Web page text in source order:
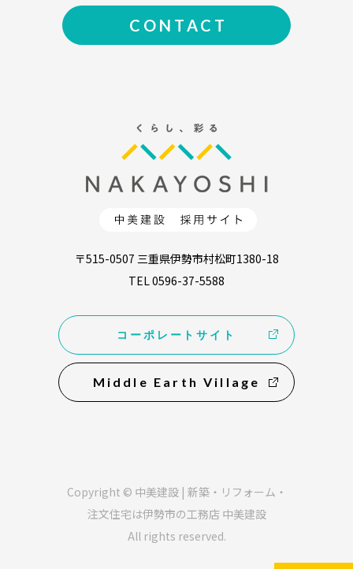
CONTACT
〒515-0507 三重県伊勢市村松町1380-18
TEL 0596-37-5588
コーポレートサイト
Middle Earth Village
Copyright © 中美建設 | 新築・リフォーム・
注文住宅は伊勢市の工務店 中美建設
All rights reserved.